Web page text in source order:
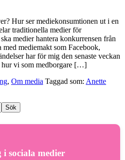
Hur ser mediekonsumtionen ut i en
traditionella medier för
medier hantera konkurrensen från
mediemakt som Facebook,
har för mig den senaste veckan
hur vi som medborgare […]
, Om media Taggad som: Anette
sociala medier